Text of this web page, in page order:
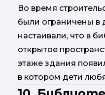
Во время
были ограничены в
настаивали, что в
открытое
этаже здания
в котором дети